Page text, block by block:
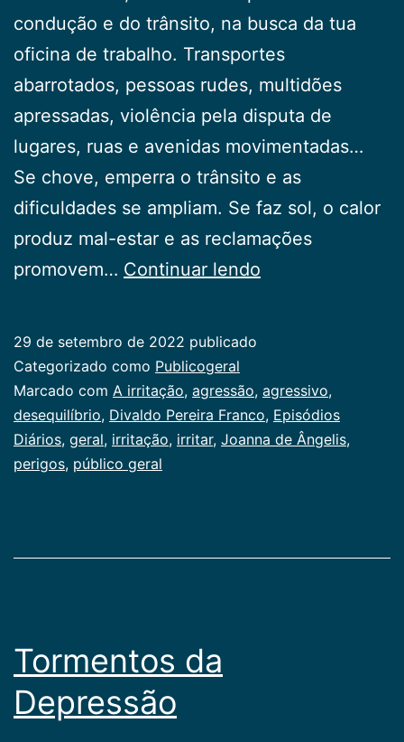
condução e do trânsito, na busca da tua
oficina de trabalho. Transportes
abarrotados, pessoas rudes, multidões
apressadas, violência pela disputa de
lugares, ruas e avenidas movimentadas…
Se chove, emperra o trânsito e as
dificuldades se ampliam. Se faz sol, o calor
produz mal-estar e as reclamações
promovem… Continuar lendo
29 de setembro de 2022 publicado
Categorizado como Publicogeral
Marcado com A irritação, agressão, agressivo,
desequilíbrio, Divaldo Pereira Franco, Episódios
Diários, geral, irritação, irritar, Joanna de Ângelis,
perigos, público geral
Tormentos da
Depressão